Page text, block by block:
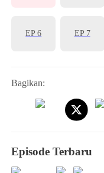
EP 6 EP 7
Bagikan:
Episode Terbaru